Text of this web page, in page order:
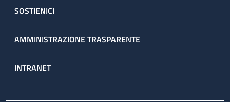
SOSTIENICI
AMMINISTRAZIONE TRASPARENTE
INTRANET